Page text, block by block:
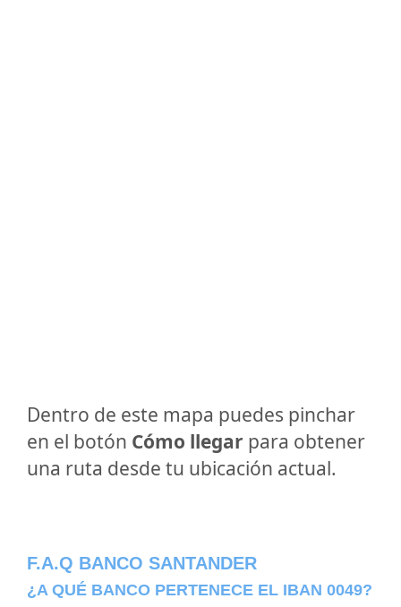
Dentro de este mapa puedes pinchar
en el botón Cómo llegar para obtener
una ruta desde tu ubicación actual.
F.A.Q BANCO SANTANDER
¿A QUÉ BANCO PERTENECE EL IBAN 0049?